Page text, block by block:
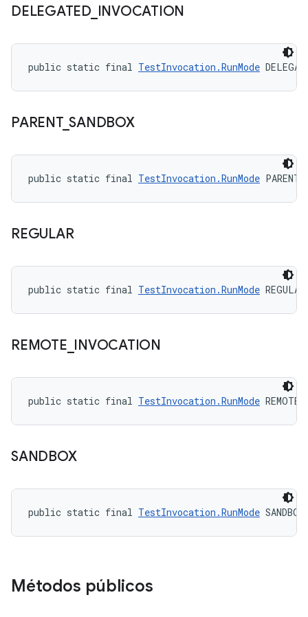
DELEGATED_ INVOCATION
public static final TestInvocation.RunMode
PARENT_SANDBOX
public static final TestInvocation.RunMode
REGULAR
public static final TestInvocation.RunMode REGULAR
REMOTE INVOCATION
public static final TestInvocation.RunMode
SANDBOX
public static final TestInvocation.RunMode SANDBOX
Métodos públicos